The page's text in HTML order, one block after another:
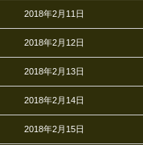
2018年2月11日
2018年2月12日
2018年2月13日
2018年2月14日
2018年2月15日